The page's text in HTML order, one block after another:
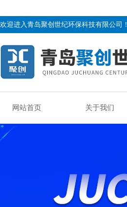
欢迎进入青岛聚创世纪环保科技有限公司！
网站首页 关于我们